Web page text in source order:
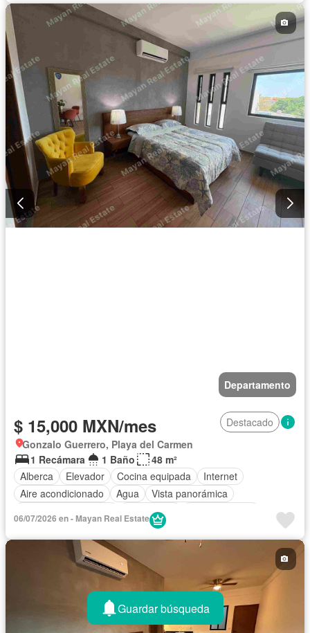
Zonas verdes Wifi
Caseta de vigilancia
Completamente amueblado
Departamento
$ 15,000 MXN/mes
Destacado
Gonzalo Guerrero, Playa del Carmen
1 Recámara
1 Baño
48 m²
Alberca
Elevador Cocina equipada
Internet
Aire acondicionado
Agua
Vista panorámica
Electricidad
Cisterna
Acceso para personas con discapacidad
Completamente amueblado
06/07/2026 en - Mayan Real Estate
Guardar búsqueda